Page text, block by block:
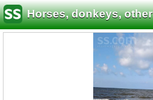
Horses, donkeys, other